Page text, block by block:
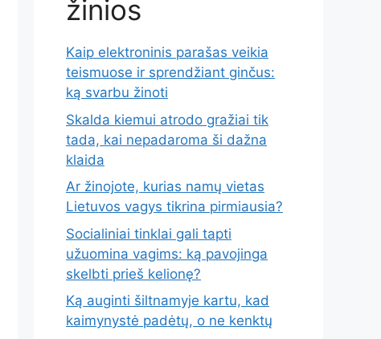
žinios
Kaip elektroninis parašas veikia
teismuose ir sprendžiant ginčus:
ką svarbu žinoti
Skalda kiemui atrodo gražiai tik
tada, kai nepadaroma ši dažna
klaida
Ar žinojote, kurias namų vietas
Lietuvos vagys tikrina pirmiausia?
Socialiniai tinklai gali tapti
užuomina vagims: ką pavojinga
skelbti prieš kelionę?
Ką auginti šiltnamyje kartu, kad
kaimynystė padėtų, o ne kenktų